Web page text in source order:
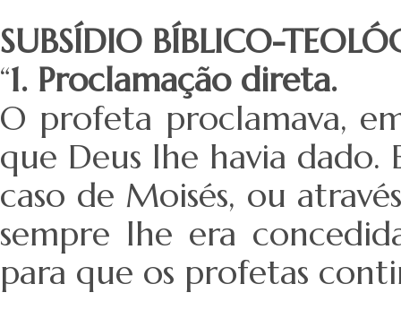
SUBSÍDIO BÍBLICO-
“1. Proclamação direta.
O profeta proclamava,
que Deus lhe havia dado.
caso de Moisés, ou
sempre lhe era
para que os profetas